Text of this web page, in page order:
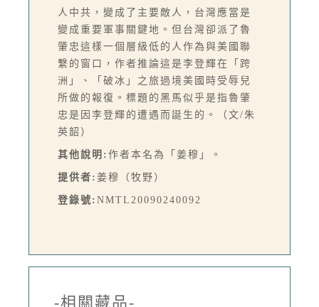
人中共，變成了主要敵人，台灣應當是
變成重要軍事關鍵地。但台灣卻派了魯
肇忠這樣一個層級低的人作為與美國聯
繫的窗口，作者推論這是李登輝在「跨
洲」、「破冰」之旅過境美國時受辱兒
所做的報復。標題的黑馬似乎是指魯肇
忠是因李登輝的遭遇而誕生的。（文/朱
英韶）
其他說明: 作者本名為「姜穆」。
提供者: 姜穆（牧野）
登錄號: NMTL20090240092
-相關藏品-